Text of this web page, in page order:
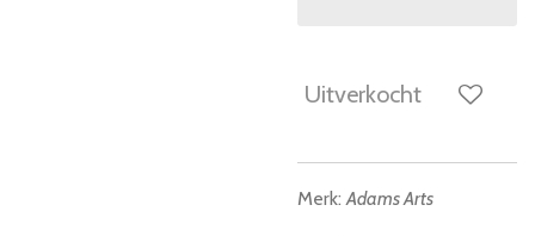
Uitverkocht
Merk:Adams Arts